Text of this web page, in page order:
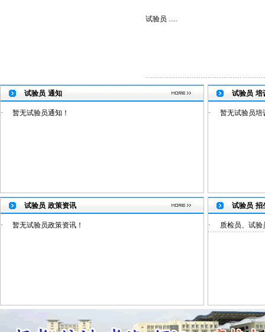
试验员 .....
试验员 通知
· 暂无试验员通知！
试验员 培
· 暂无试验员培
试验员 政策资讯
· 暂无试验员政策资讯！
试验员 招
· 质检员、试